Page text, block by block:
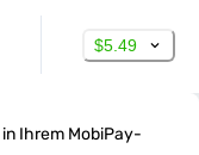
$5.49
in Ihrem MobiPay-